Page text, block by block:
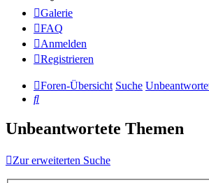
Galerie
FAQ
Anmelden
Registrieren
Foren-Übersicht Suche
Suche
Unbeantwortete Themen
Zur erweiterten Suche